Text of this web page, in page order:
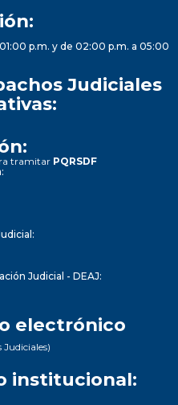
p.m. y de 02:00 p.m. a 05:00
Judiciales
tramitar PQRSDF
Judicial - DEAJ:
electrónico
Judiciales)
institucional: